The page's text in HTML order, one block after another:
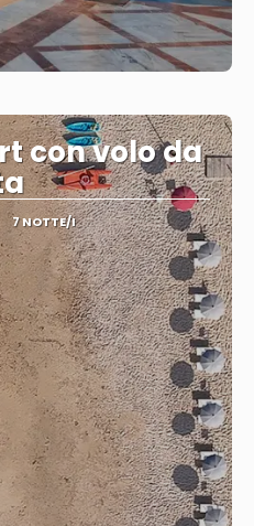
con volo da
7 NOTTE/I